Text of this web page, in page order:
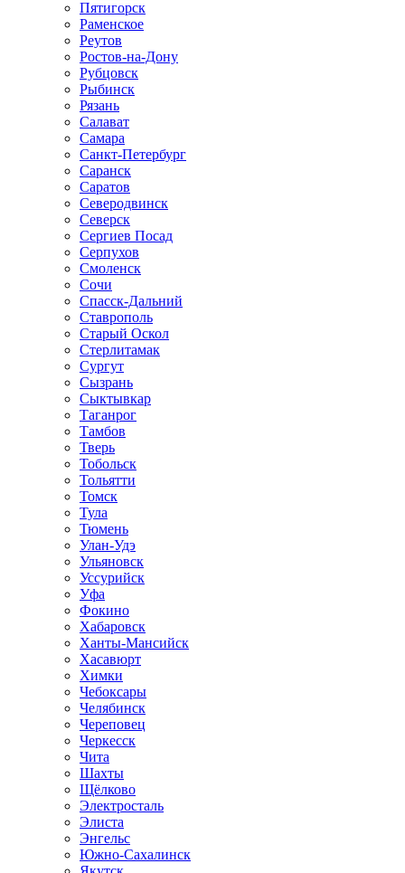
Пятигорск
Раменское
Реутов
Ростов-на-Дону
Рубцовск
Рыбинск
Рязань
Салават
Самара
Санкт-Петербург
Саранск
Саратов
Северодвинск
Северск
Сергиев Посад
Серпухов
Смоленск
Сочи
Спасск-Дальний
Ставрополь
Старый Оскол
Стерлитамак
Сургут
Сызрань
Сыктывкар
Таганрог
Тамбов
Тверь
Тобольск
Тольятти
Томск
Тула
Тюмень
Улан-Удэ
Ульяновск
Уссурийск
Уфа
Фокино
Хабаровск
Ханты-Мансийск
Хасавюрт
Химки
Чебоксары
Челябинск
Череповец
Черкесск
Чита
Шахты
Щёлково
Электросталь
Элиста
Энгельс
Южно-Сахалинск